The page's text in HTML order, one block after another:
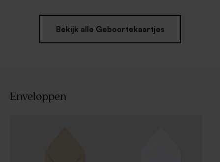
Bekijk alle Geboortekaartjes
Enveloppen